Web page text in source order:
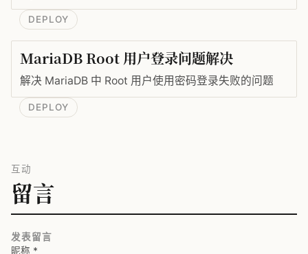
DEPLOY
MariaDB Root 用户登录问题解决
解决 MariaDB 中 Root 用户使用密码登录失败的问题
DEPLOY
互动
留言
发表留言
昵称 *